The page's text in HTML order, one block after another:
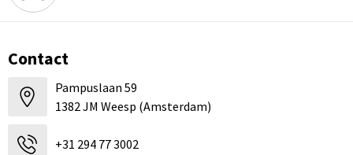
Contact
Pampuslaan 59
1382 JM Weesp (Amsterdam)
+31 294 77 3002